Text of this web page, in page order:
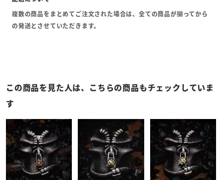
複数の商品をまとめてご注文された場合は、全ての商品が揃ってから
の発送とさせていただきます。
この商品を見た人は、こちらの商品もチェックしていま
す